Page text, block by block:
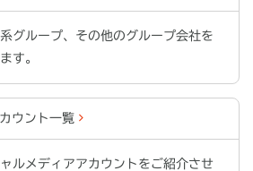
グループ、その他のグループ会社を
す。
ウント一覧
ルメディアアカウントをご紹介させ